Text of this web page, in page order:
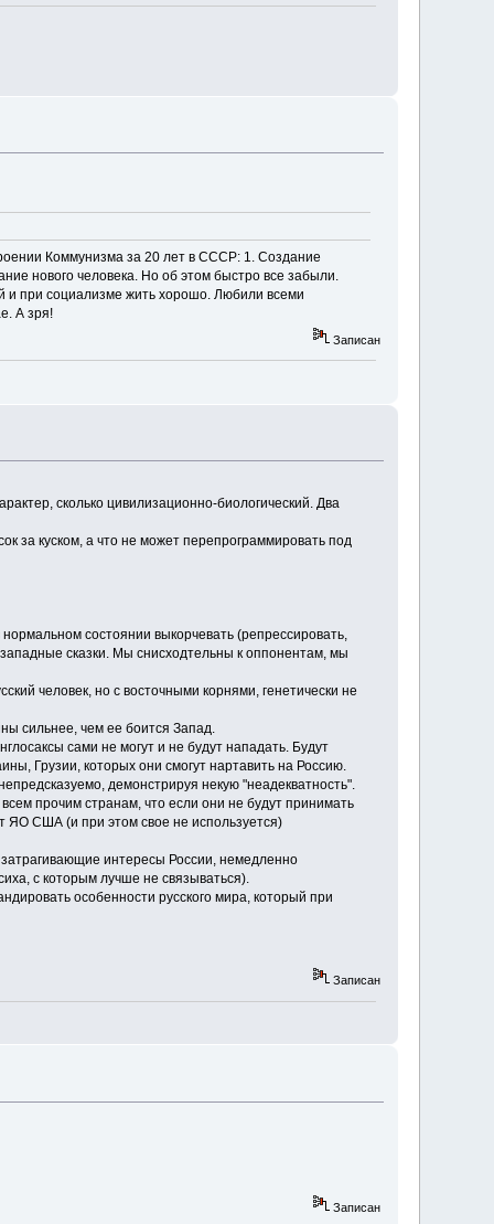
Коммунизма за 20 лет в СССР: 1. Создание
нового человека. Но об этом быстро все забыли.
и при социализме жить хорошо. Любили всеми
А зря!
Записан
сколько цивилизационно-биологический. Два
за куском, а что не может перепрограммировать под
состоянии выкорчевать (репрессировать,
сказки. Мы снисходтельны к оппонентам, мы
человек, но с восточными корнями, генетически не
сильнее, чем ее боится Запад.
сами не могут и не будут нападать. Будут
Грузии, которых они смогут нартавить на Россию.
демонстрируя некую "неадекватность".
прочим странам, что если они не будут принимать
ЯО США (и при этом свое не используется)
интересы России, немедленно
с которым лучше не связываться).
особенности русского мира, который при
Записан
Записан